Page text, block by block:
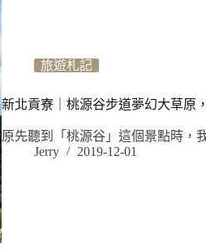
旅遊札記
新北貢寮｜桃源谷步道夢幻大草原
原先聽到「桃源谷」這個景點時，
Jerry
2019-12-01